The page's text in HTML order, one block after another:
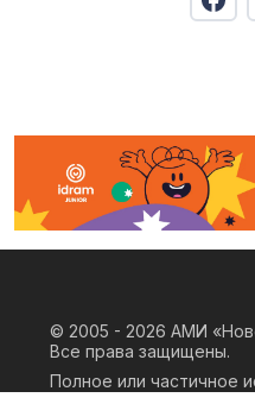
© 2005 - 2026 АМИ
Все права защищены.
Полное или частичное